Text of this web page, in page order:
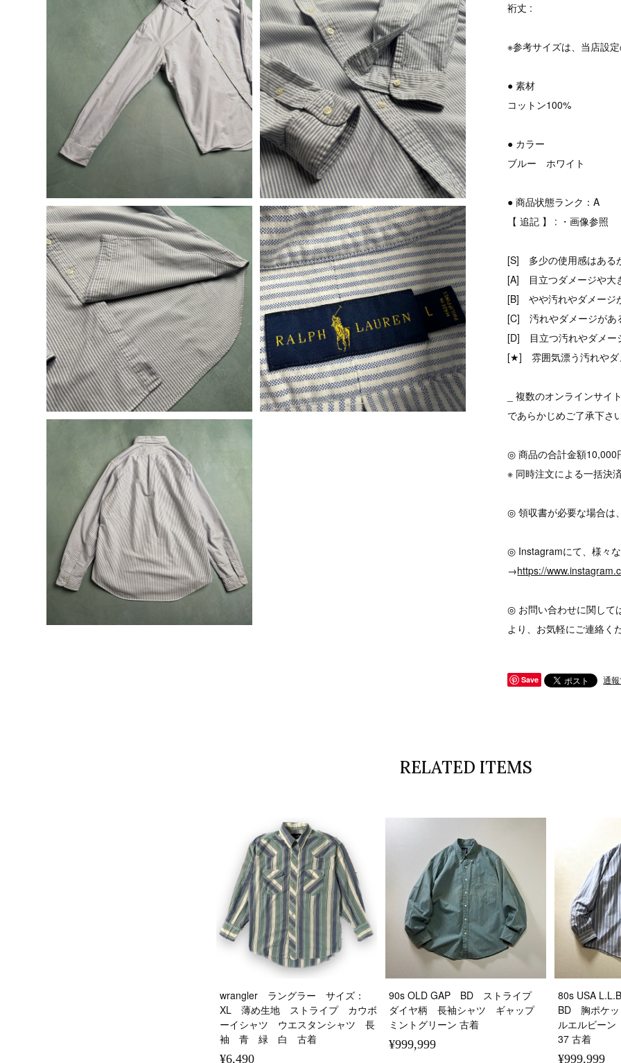
裄丈 :
※参考サイズは、当店設
● 素材
コットン100%
● カラー
ブルー ホワイト
● 商品状態ランク：A
【 追記 】 : ・画像参照
[S] 多少の使用感はある
[A] 目立つダメージや大
[B] やや汚れやダメージ
[C] 汚れやダメージがあ
[D] 目立つ汚れやダメー
[★] 雰囲気漂う汚れやダ
_ 複数のオンラインサ
であらかじめご了承下さい
◎ 商品の合計金額10,000
※ 同時注文による一括決
◎ 領収書が必要な場合は
◎ Instagramにて、様々
→https://
◎ お問い合わせに関して
より、お気軽にご連絡く
Save 通
RELATED ITEMS
wrangler ラングラー サイズ：
XL 薄め生地 ストライプ カウボ
ーイシャツ ウエスタンシャツ 長
袖 青 緑 白 古着
¥6,490
90s OLD GAP BD ストライプ
ダイヤ柄 長袖シャツ ギャップ
ミントグリーン 古着
¥999,999
80s USA
BD 胸ポケ
ルエルビー
37 古着
¥999,999